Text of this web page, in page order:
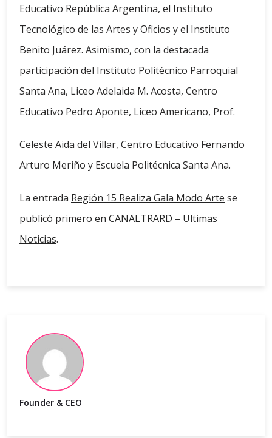
Educativo República Argentina, el Instituto
Tecnológico de las Artes y Oficios y el Instituto
Benito Juárez. Asimismo, con la destacada
participación del Instituto Politécnico Parroquial
Santa Ana, Liceo Adelaida M. Acosta, Centro
Educativo Pedro Aponte, Liceo Americano, Prof.
Celeste Aida del Villar, Centro Educativo Fernando
Arturo Meriño y Escuela Politécnica Santa Ana.
La entrada Región 15 Realiza Gala Modo Arte se
publicó primero en CANALTRARD – Ultimas
Noticias.
Founder & CEO